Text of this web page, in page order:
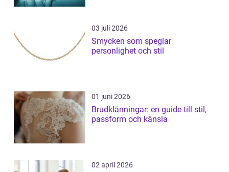
03 juli 2026
Smycken som speglar
personlighet och stil
01 juni 2026
Brudklänningar: en guide till stil,
passform och känsla
02 april 2026